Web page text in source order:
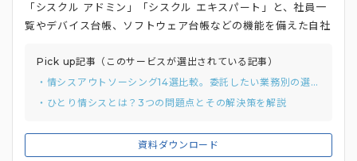
資料ダウンロード
「シスクル アドミン」「シスクル エキスパート」と、社員一
覧やデバイス台帳、ソフトウェア台帳などの機能を備えた自社
効率化を支援しています。チャットツール「Slack」を通じ
て、単なるアウトソーシングの1つではなく、「従業員の一
人」としてコミュニケーションを取りながら対応できることが
どの業務を代行しながら、業務のブラックボックス化を阻止す
るためのナレッジ作りに強みがあります。ソフトウェア台帳機
Pick up記事（このサービスが選出されている記事）
・情シスアウトソーシング14選比較。委託したい業務別の選び方と費用相場
・ひとり情シスとは？3つの問題点とその解決策を解説